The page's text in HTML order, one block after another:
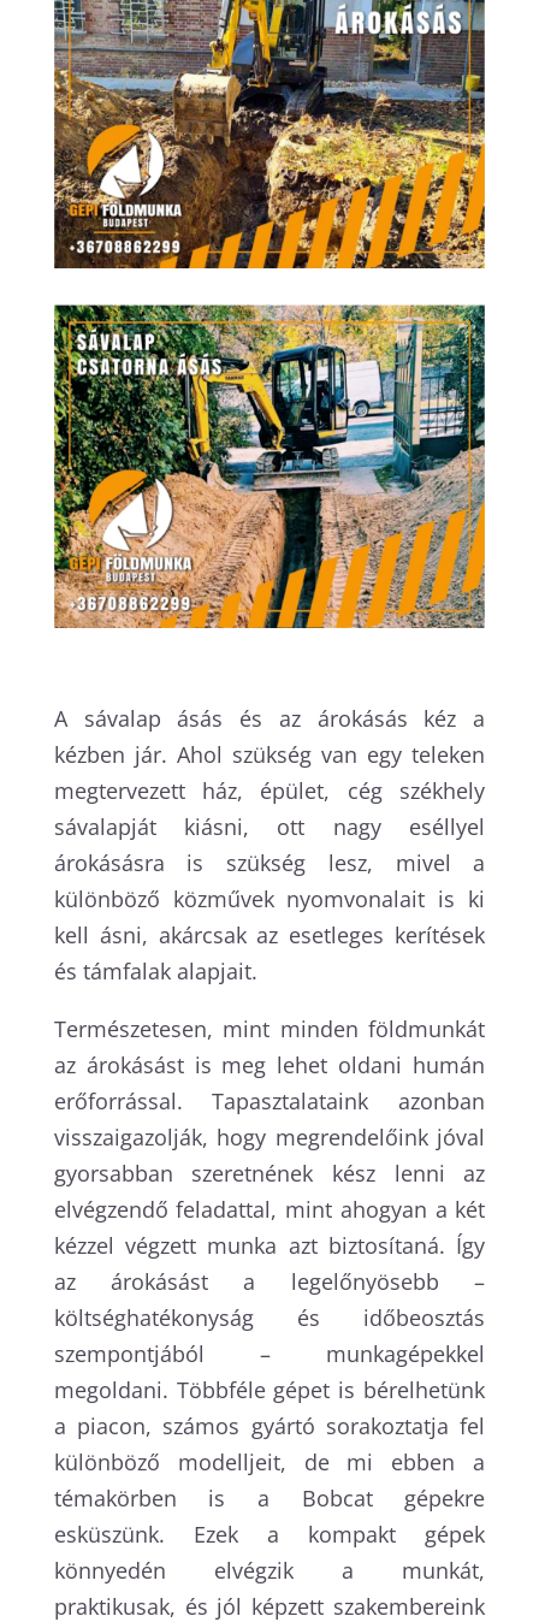
A sávalap ásás és az árokásás kéz a
kézben jár. Ahol szükség van egy teleken
megtervezett ház, épület, cég székhely
sávalapját kiásni, ott nagy eséllyel
árokásásra is szükség lesz, mivel a
különböző közművek nyomvonalait is ki
kell ásni, akárcsak az esetleges kerítések
és támfalak alapjait.
Természetesen, mint minden földmunkát
az árokásást is meg lehet oldani humán
erőforrással. Tapasztalataink azonban
visszaigazolják, hogy megrendelőink jóval
gyorsabban szeretnének kész lenni az
elvégzendő feladattal, mint ahogyan a két
kézzel végzett munka azt biztosítaná. Így
az árokásást a legelőnyösebb –
költséghatékonyság és időbeosztás
szempontjából – munkagépekkel
megoldani. Többféle gépet is bérelhetünk
a piacon, számos gyártó sorakoztatja fel
különböző modelljeit, de mi ebben a
témakörben is a Bobcat gépekre
esküszünk. Ezek a kompakt gépek
könnyedén elvégzik a munkát,
praktikusak, és jól képzett szakembereink